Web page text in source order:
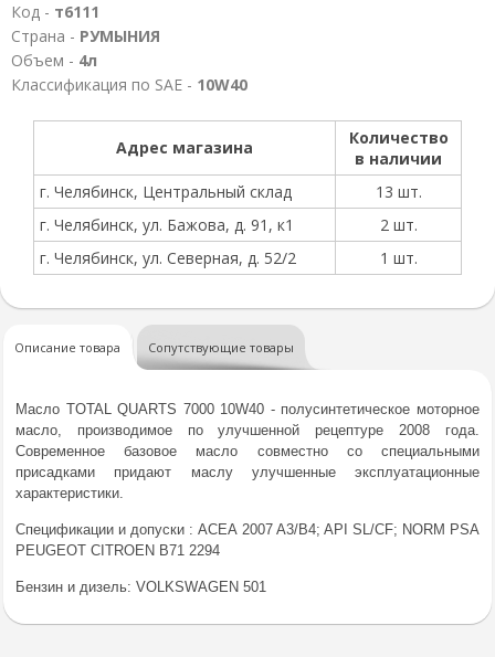
Код - т6111
Страна - РУМЫНИЯ
Объем - 4л
Классификация по SAE - 10W40
Адрес магазина
Количество
в наличии
г. Челябинск, Центральный склад
13 шт.
г. Челябинск, ул. Бажова, д. 91, к1
2 шт.
г. Челябинск, ул. Северная, д. 52/2
1 шт.
Описание товара Сопутствующие товары
Масло TOTAL QUARTS 7000 10W40 - полусинтетическое моторное
масло, производимое по улучшенной рецептуре 2008 года.
Современное базовое масло совместно со специальными
присадками придают маслу улучшенные эксплуатационные
характеристики.
Спецификации и допуски :ACEA 2007 A3/B4; API SL/CF; NORM PSA
PEUGEOT CITROEN B71 2294
Бензин и дизель: VOLKSWAGEN 501